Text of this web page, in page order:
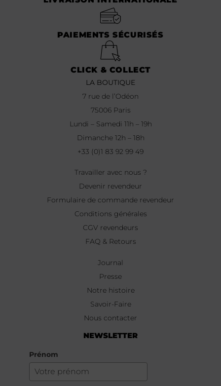
PAIEMENTS SÉCURISÉS
CLICK & COLLECT
LA BOUTIQUE
7 rue de l’Odéon
75006 Paris
Lundi – Samedi 11h – 19h
Dimanche 12h – 18h
+33 (0)1 83 92 99 49
Travailler avec nous ?
Devenir revendeur
Formulaire de commande revendeur
Conditions générales
CGV revendeurs
FAQ & Retours
Journal
Presse
Notre histoire
Savoir-Faire
Nous contacter
NEWSLETTER
Prénom